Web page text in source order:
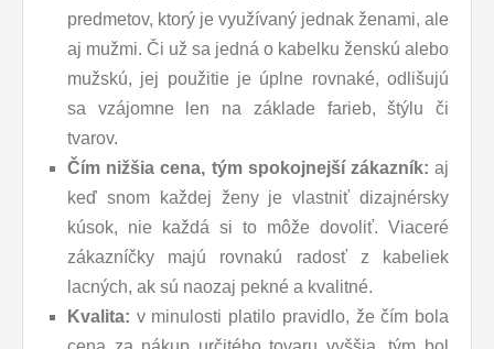
predmetov, ktorý je využívaný jednak ženami, ale
aj mužmi. Či už sa jedná o kabelku ženskú alebo
mužskú, jej použitie je úplne rovnaké, odlišujú
sa vzájomne len na základe farieb, štýlu či
tvarov.
Čím nižšia cena, tým spokojnejší zákazník: aj
keď snom každej ženy je vlastniť dizajnérsky
kúsok, nie každá si to môže dovoliť. Viaceré
zákazníčky majú rovnakú radosť z kabeliek
lacných, ak sú naozaj pekné a kvalitné.
Kvalita: v minulosti platilo pravidlo, že čím bola